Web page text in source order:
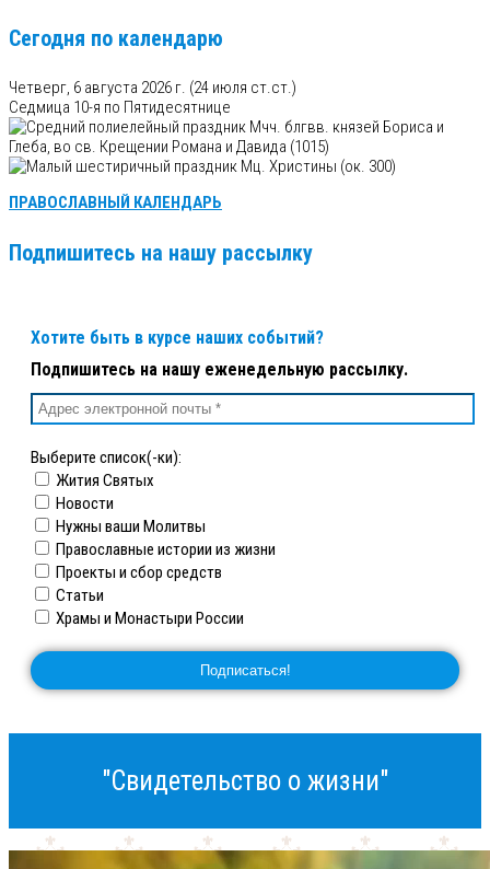
Сегодня по календарю
Четверг, 6 августа 2026 г. (24 июля ст.ст.)
Седмица 10-я по Пятидесятнице
Мчч. блгвв. князей Бориса и
Глеба, во св. Крещении Романа и Давида (1015)
Мц. Христины (ок. 300)
ПРАВОСЛАВНЫЙ КАЛЕНДАРЬ
Подпишитесь на нашу рассылку
Хотите быть в курсе наших событий?
Подпишитесь на нашу еженедельную рассылку.
Выберите список(-ки):
Жития Святых
Новости
Нужны ваши Молитвы
Православные истории из жизни
Проекты и сбор средств
Статьи
Храмы и Монастыри России
"Свидетельство о жизни"